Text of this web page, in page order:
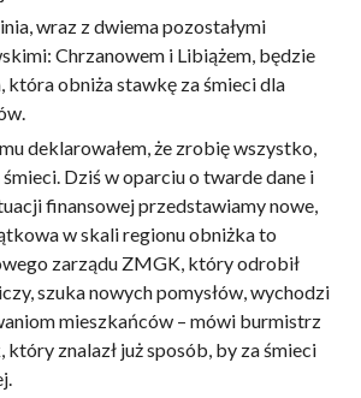
wraz z dwiema pozostałymi
Chrzanowem i Libiążem, będzie
która obniża stawkę za śmieci dla
deklarowałem, że zrobię wszystko,
Dziś w oparciu o twarde dane i
finansowej przedstawiamy nowe,
w skali regionu obniżka to
zarządu ZMGK, który odrobił
szuka nowych pomysłów, wychodzi
mieszkańców – mówi burmistrz
który znalazł już sposób, by za śmieci